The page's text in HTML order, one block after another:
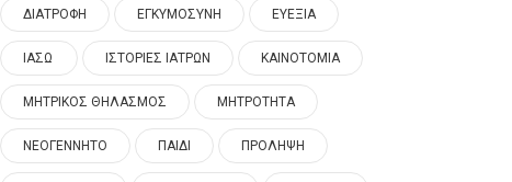
ΔΙΑΤΡΟΦΗ ΕΓΚΥΜΟΣΥΝΗ ΕΥΕΞΙΑ
ΙΑΣΩ ΙΣΤΟΡΙΕΣ ΙΑΤΡΩΝ ΚΑΙΝΟΤΟΜΙΑ
ΜΗΤΡΙΚΟΣ ΘΗΛΑΣΜΟΣ ΜΗΤΡΟΤΗΤΑ
ΝΕΟΓΕΝΝΗΤΟ ΠΑΙΔΙ ΠΡΟΛΗΨΗ